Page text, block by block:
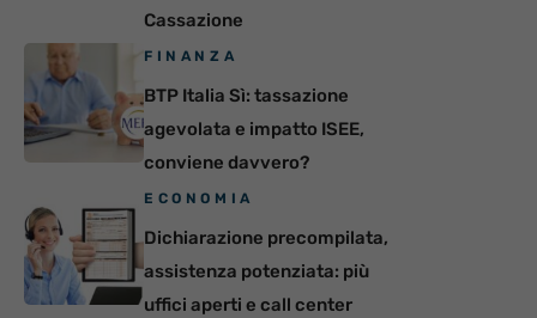
Cassazione
FINANZA
BTP Italia Sì: tassazione
agevolata e impatto ISEE,
conviene davvero?
ECONOMIA
Dichiarazione precompilata,
assistenza potenziata: più
uffici aperti e call center